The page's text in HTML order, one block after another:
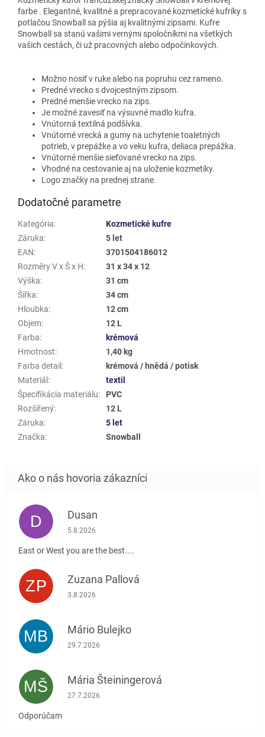
farbe . Elegantné, kvalitné a prepracované kozmetické kufríky s
potlačou Snowball sa pýšia aj kvalitnými zipsami. Kufre
Snowball sa stanú vašimi vernými spoločníkmi na všetkých
vašich cestách, či už pracovných alebo odpočinkových.
Možno nosiť v ruke alebo na popruhu cez rameno.
Predné vrecko s dvojcestným zipsom.
Predné menšie vrecko na zips.
Je možné zavesiť na výsuvné madlo kufra.
Vnútorná textilná podšívka.
Vnútorné vrecká a gumy na uchytenie toaletných
potrieb, v prepážke a vo veku kufra, deliaca prepážka.
Vnútorné menšie sieťované vrecko na zips.
Vhodné na cestovanie aj na uloženie kozmetiky.
Logo značky na prednej strane.
Dodatočné parametre
Kategória:
Kozmetické kufre
Záruka:
5 let
EAN:
3701504186012
Rozměry V x Š x H:
31 x 34 x 12
Výška:
31 cm
Šířka:
34 cm
Hloubka:
12 cm
Objem:
12 L
Farba:
krémová
Hmotnost:
1,40 kg
Farba detail :
krémová / hnědá / potisk
Materiál :
textil
Špecifikácia materiálu:
PVC
Rozšířený:
12 L
Záruka:
5 let
Značka: Snowball
D Dusan
Hodnotenie obchodu je 5 z 5 hviezdičiek.
5.8.2026
East or West you are the best....
ZP Zuzana Pallová
Hodnotenie obchodu je 5 z 5 hviezdičiek.
3.8.2026
MB Mário Bulejko
Hodnotenie obchodu je 5 z 5 hviezdičiek.
29.7.2026
MŠ Mária Šteiningerová
Hodnotenie obchodu je 5 z 5 hviezdičiek.
27.7.2026
Odporúčam